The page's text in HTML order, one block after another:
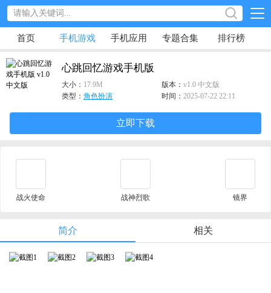
首页 手机游戏 手机应用 专题合集 排行榜
心跳回忆游戏手机版
大小： 17.9M 版本： v1.0 中文版
类型： 角色扮演 时间： 2025-07-22 22:11
立即下载
战火使命 战神烈歌 镜界
简介 相关